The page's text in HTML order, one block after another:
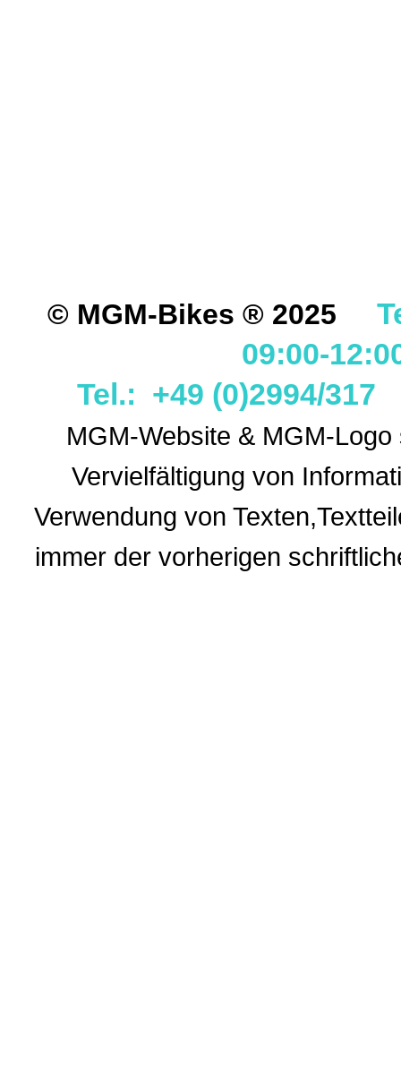
© MGM-Bikes ® 2025
09:00-
Tel.: +49 (0)2994/
MGM-Website & MGM-
Vervielfältigung von
Verwendung von
immer der vorherigen